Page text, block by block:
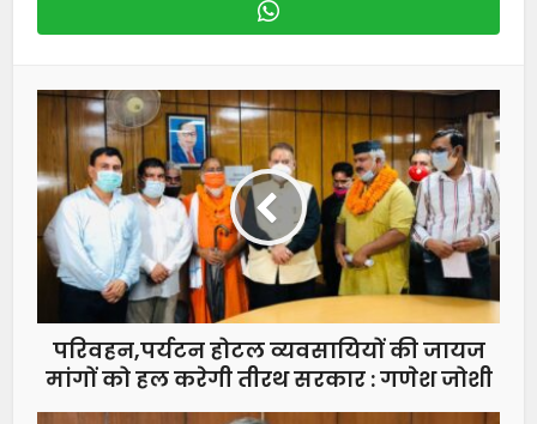
परिवहन,पर्यटन होटल व्यवसायियों की जायज
मांगों को हल करेगी तीरथ सरकार : गणेश जोशी